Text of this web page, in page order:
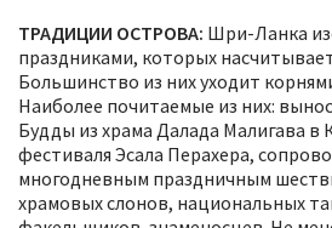
ТРАДИЦИИ ОСТРОВА: Шри-Ланка
праздниками, которых
Большинство из них уходит
Наиболее почитаемые из них:
Будды из храма Далада Малигава в
фестиваля Эсала Перахера,
многодневным праздничным
храмовых слонов, национальных